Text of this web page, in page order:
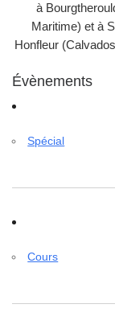
à
Maritime) et à
Honfleur
Évènements
Spécial
Cours